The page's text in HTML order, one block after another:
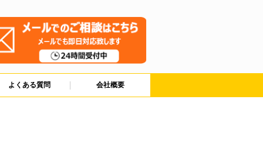
よくある質問 会社概要